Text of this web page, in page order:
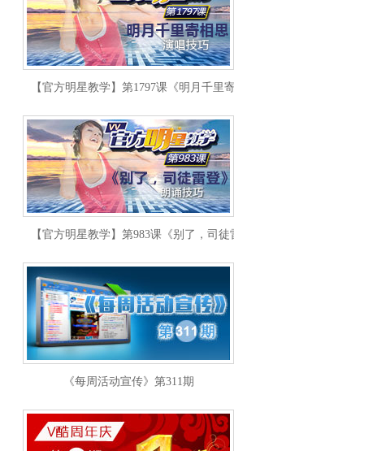
【官方明星教学】第1797课《明月千里寄相思》演唱技巧
【官方明星教学】第983课《别了，司徒雷登》朗诵技巧
《每周活动宣传》第311期